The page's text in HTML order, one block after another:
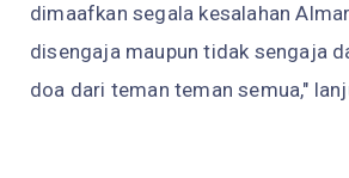
dimaafkan segala kesalahan
disengaja maupun tidak sengaja
doa dari teman teman semua,"